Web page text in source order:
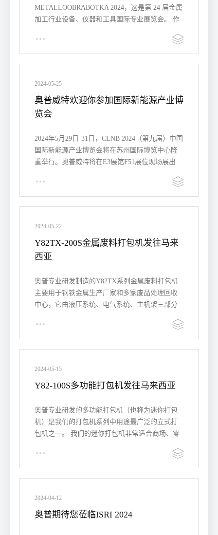
METALLOOBRABOTKA 2024，这是第 24 届金属
加工行业设备、仪器和工具国际专业展览会。 作
2024-05-25
奥普威特欢迎你参加国际新能源产业博
览会
2024年5月29日-31日，CLNB 2024（第九届）中国
国际新能源产业博览会将在苏州国际博览中心隆
重举行。奥普威特将在E3展馆F51展位现场展出
2024-05-22
Y82TX-200S金属废料打包机发往马来
西亚
奥普专业研发制造的Y82TX系列金属废料打包机
主要用于钢铁金属生产厂家和多家废品处理回收
中心，它由液压系统、电气系统、主机架三部分
2024-05-15
Y82-100S多功能打包机发往马来西亚
奥普专业研发的多功能打包机（也称为迷你打包
机）是我们的打包机系列中用途最广泛的立式打
包机之一。 我们的迷你打包机非常适合商场、零
2024-04-12
奥普期待您莅临ISRI 2024